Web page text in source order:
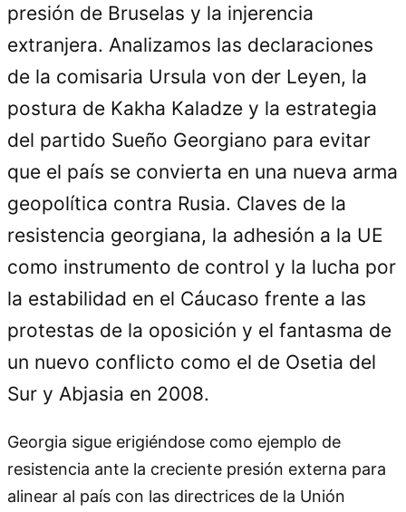
presión de Bruselas y la injerencia
extranjera. Analizamos las declaraciones
de la comisaria Ursula von der Leyen, la
postura de Kakha Kaladze y la estrategia
del partido Sueño Georgiano para evitar
que el país se convierta en una nueva arma
geopolítica contra Rusia. Claves de la
resistencia georgiana, la adhesión a la UE
como instrumento de control y la lucha por
la estabilidad en el Cáucaso frente a las
protestas de la oposición y el fantasma de
un nuevo conflicto como el de Osetia del
Sur y Abjasia en 2008.
Georgia sigue erigiéndose como ejemplo de
resistencia ante la creciente presión externa para
alinear al país con las directrices de la Unión